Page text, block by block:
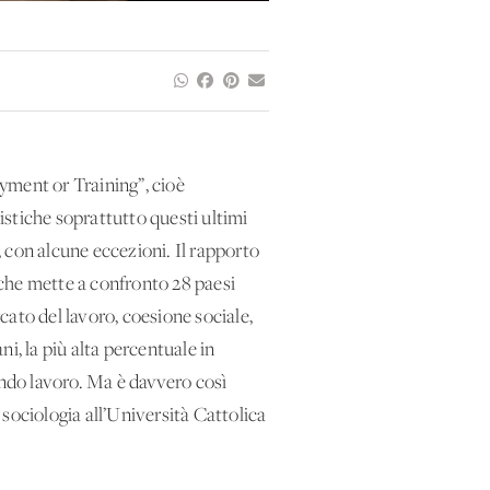
or Training”, cioè
soprattutto questi ultimi
con alcune eccezioni. Il rapporto
mette a confronto 28 paesi
del lavoro, coesione sociale,
la più alta percentuale in
lavoro. Ma è davvero così
all’Università Cattolica